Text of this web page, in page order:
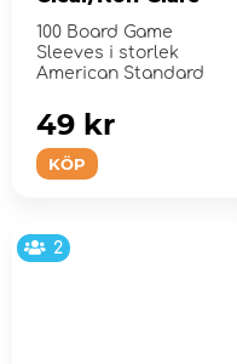
100 Board Game
Sleeves i storlek
American Standard
KÖP
49 kr
2